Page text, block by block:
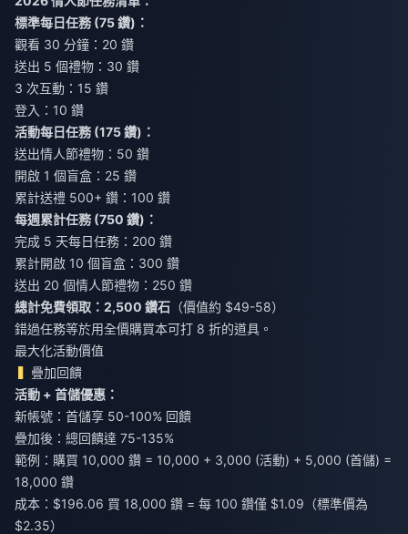
標準每日任務 (75 鑽)：
觀看 30 分鐘：20 鑽
送出 5 個禮物：30 鑽
3 次互動：15 鑽
登入：10 鑽
活動每日任務 (175 鑽)：
送出情人節禮物：50 鑽
開啟 1 個盲盒：25 鑽
累計送禮 500+ 鑽：100 鑽
每週累計任務 (750 鑽)：
完成 5 天每日任務：200 鑽
累計開啟 10 個盲盒：300 鑽
送出 20 個情人節禮物：250 鑽
總計免費領取：2,500 鑽石 （價值約 $49-58）
錯過任務等於用全價購買本可打 8 折的道具。
最大化活動價值
疊加回饋
活動 + 首儲優惠：
新帳號：首儲享 50-100% 回饋
疊加後：總回饋達 75-135%
範例：購買 10,000 鑽 = 10,000 + 3,000 (活動) + 5,000 (首儲) =
18,000 鑽
成本：$196.06 買 18,000 鑽 = 每 100 鑽僅 $1.09（標準價為
$2.35）